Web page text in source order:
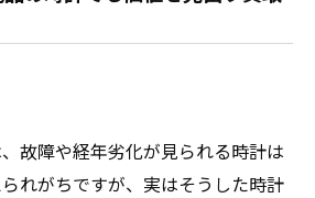
故障や経年劣化が見られる時計は
れがちですが、実はそうした時計